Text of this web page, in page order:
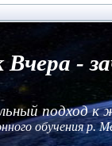
Вчера -
подход к
обучения р.